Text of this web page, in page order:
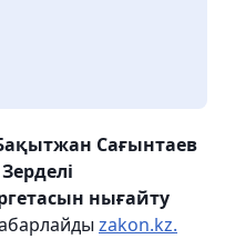
Сағынтаев
нығайту
zakon.kz.